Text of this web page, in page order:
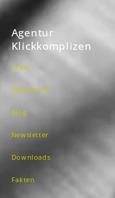
Agentur
Klickkomplizen
Team
Referenzen
Blog
Newsletter
Downloads
Fakten